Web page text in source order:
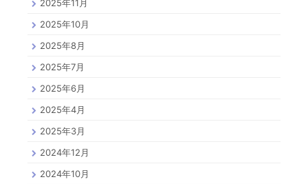
2025年11月
2025年10月
2025年8月
2025年7月
2025年6月
2025年4月
2025年3月
2024年12月
2024年10月